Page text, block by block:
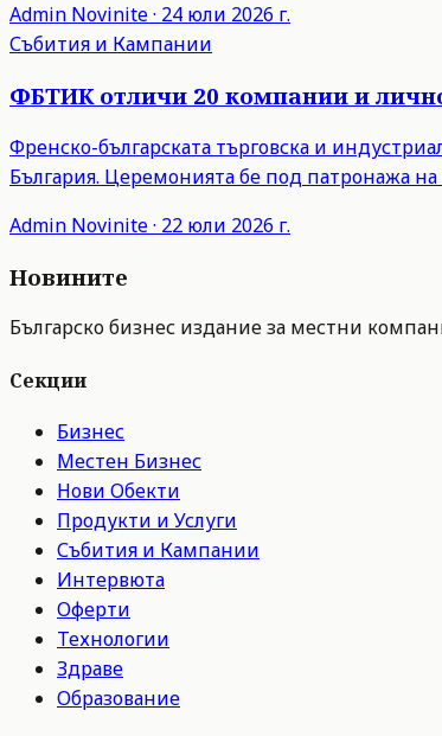
Admin Novinite· 24 юли 2026 г.
Събития и Кампании
ФБТИК отличи 20 компании и
Френско-българската търговска и
България. Церемонията бе под патронажа
Admin Novinite· 22 юли 2026 г.
Новините
Българско бизнес издание за местни
Секции
Бизнес
Местен Бизнес
Нови Обекти
Продукти и Услуги
Събития и Кампании
Интервюта
Оферти
Технологии
Здраве
Образование